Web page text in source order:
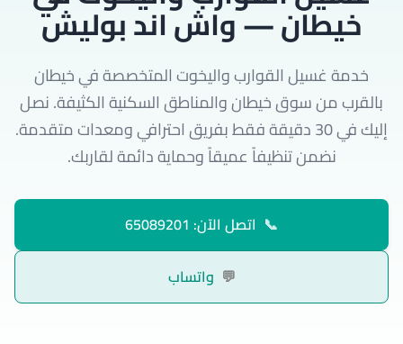
خيطان — واش اند بوليش
خدمة غسيل القوارب واليخوت المتخصصة في خيطان
بالقرب من سوق خيطان والمناطق السكنية الكثيفة. نصل
إليك في 30 دقيقة فقط بفريق احترافي ومعدات متقدمة.
نضمن تنظيفاً عميقاً وحماية دائمة لقاربك.
📞 اتصل الآن: 65089201
💬 واتساب